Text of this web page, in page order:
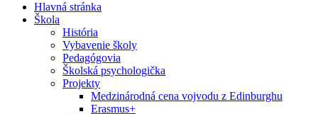
Hlavná stránka
Škola
História
Vybavenie školy
Pedagógovia
Školská psychologička
Projekty
Medzinárodná cena vojvodu z Edinburghu
Erasmus+